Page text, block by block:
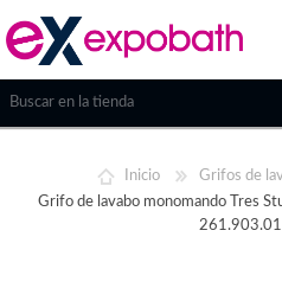
INICIAR SESIÓN
Inicio
Grifos de
Grifo de lavabo monomando Tres